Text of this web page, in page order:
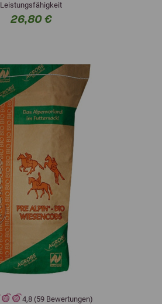
Leistungsfähigkeit
26,80 €
4,8 (59 Bewertungen)